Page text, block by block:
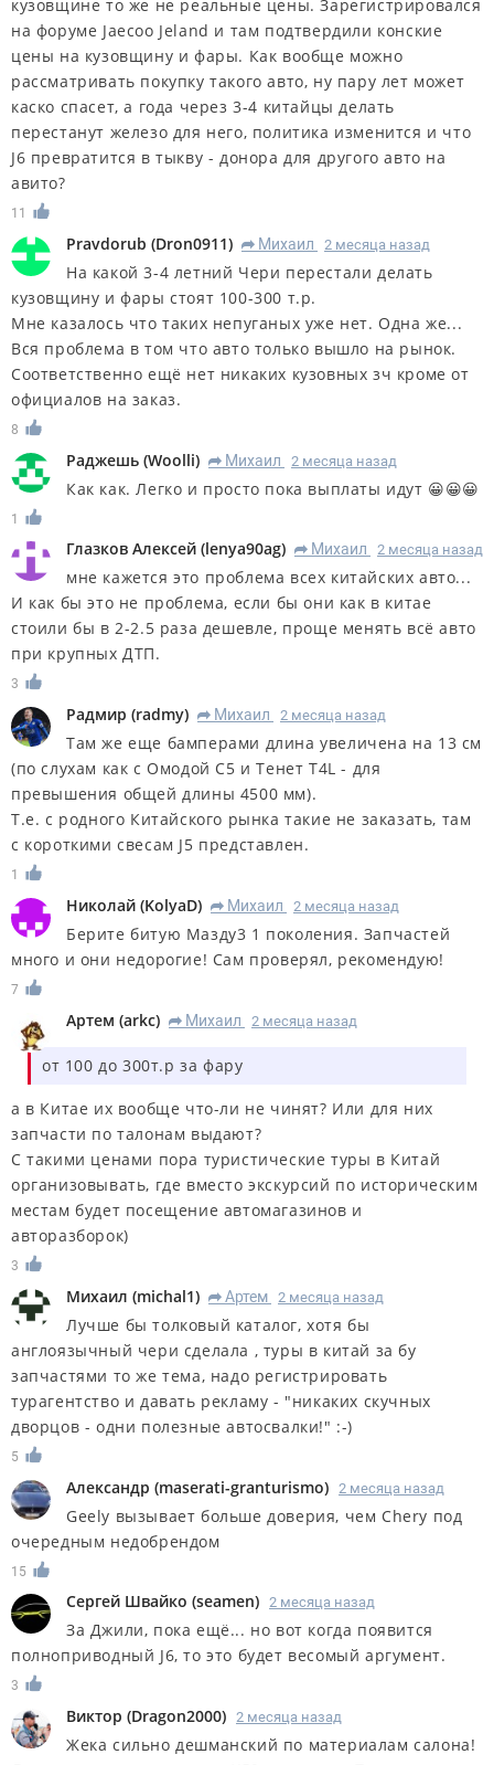
кузовщине то же не реальные цены. Зарегистрировался
на форуме Jaecoo Jeland и там подтвердили конские
цены на кузовщину и фары. Как вообще можно
рассматривать покупку такого авто, ну пару лет может
каско спасет, а года через 3-4 китайцы делать
перестанут железо для него, политика изменится и что
J6 превратится в тыкву - донора для другого авто на
авито?
11
Pravdorub (Dron0911) R Михаил 2 месяца назад
На какой 3-4 летний Чери перестали делать
кузовщину и фары стоят 100-300 т.р.
Мне казалось что таких непуганых уже нет. Одна же...
Вся проблема в том что авто только вышло на рынок.
Соответственно ещё нет никаких кузовных зч кроме от
официалов на заказ.
8
Раджешь (Woolli) R Михаил 2 месяца назад
Как как. Легко и просто пока выплаты идут 😀😀😀
1
Глазков Алексей (lenya90ag) R Михаил 2 месяца назад
мне кажется это проблема всех китайских авто...
И как бы это не проблема, если бы они как в китае
стоили бы в 2-2.5 раза дешевле, проще менять всё авто
при крупных ДТП.
3
Радмир (radmy) R Михаил 2 месяца назад
Там же еще бамперами длина увеличена на 13 см
(по слухам как с Омодой С5 и Тенет Т4L - для
превышения общей длины 4500 мм).
Т.е. с родного Китайского рынка такие не заказать, там
с короткими свесам J5 представлен.
1
Николай (KolyaD) R Михаил 2 месяца назад
Берите битую Мазду3 1 поколения. Запчастей
много и они недорогие! Сам проверял, рекомендую!
7
Артем (arkc) R Михаил 2 месяца назад
от 100 до 300т.р за фару
а в Китае их вообще что-ли не чинят? Или для них
запчасти по талонам выдают?
С такими ценами пора туристические туры в Китай
организовывать, где вместо экскурсий по историческим
местам будет посещение автомагазинов и
авторазборок)
3
Михаил (michal1) R Артем 2 месяца назад
Лучше бы толковый каталог, хотя бы
англоязычный чери сделала , туры в китай за бу
запчастями то же тема, надо регистрировать
турагентство и давать рекламу - "никаких скучных
дворцов - одни полезные автосвалки!" :-)
5
Александр (maserati-granturismo) 2 месяца назад
Geely вызывает больше доверия, чем Chery под
очередным недобрендом
15
Сергей Швайко (seamen) 2 месяца назад
За Джили, пока ещё... но вот когда появится
полноприводный J6, то это будет весомый аргумент.
3
Виктор (Dragon2000) 2 месяца назад
Жека сильно дешманский по материалам салона!